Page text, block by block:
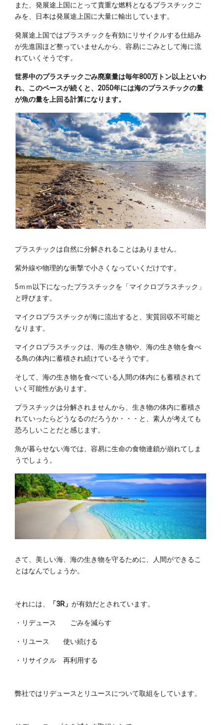
また、発展途上国にとって貴重な燃料となるプラスチックご
みを、日本は発展途上国に大量に輸出しています。
発展途上国ではプラスチックを有効にリサイクルする仕組み
が先進国ほど整っていませんから、容易にごみとして海に流
れていくそうです。
世界中のプラスチックごみ廃棄量は毎年800万トン以上といわ
れ、このペースが続くと、2050年には海のプラスチックの量
が魚の量を上回る計算になります。
プラスチックは自然に分解されることはありません。
紫外線や物理的な衝撃で小さくなっていくだけです。
5ｍｍ以下になったプラスチックを「マイクロプラスチック」
と呼びます。
マイクロプラスチックが海に流出すると、実質回収不可能と
なります。
マイクロプラスチックは、海の生き物や、海の生き物を食べ
る鳥の体内に蓄積され続けているそうです。
そして、海の生き物を食べている人間の体内にも蓄積されて
いく可能性があります。
プラスチックは分解されませんから、生き物の体内に蓄積さ
れていったらどうなるのだろうか・・・と、素人が考えても
恐ろしいことだと感じます。
魚が暮らせない海では、容易に生命の食物連鎖が崩れてしま
うでしょう。
さて、美しい海、海の生き物を守るために、人間ができるこ
とはなんでしょうか。
それには、 「3R」 が有効だとされています。
・リデュース ごみを減らす
・リユース 使い続ける
・リサイクル 再利用する
弊社ではリデュースとリユースについて取組をしています。